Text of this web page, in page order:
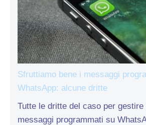
Sfruttiamo bene i messaggi
WhatsApp: alcune dritte
Tutte le dritte del caso per gestire
messaggi programmati su